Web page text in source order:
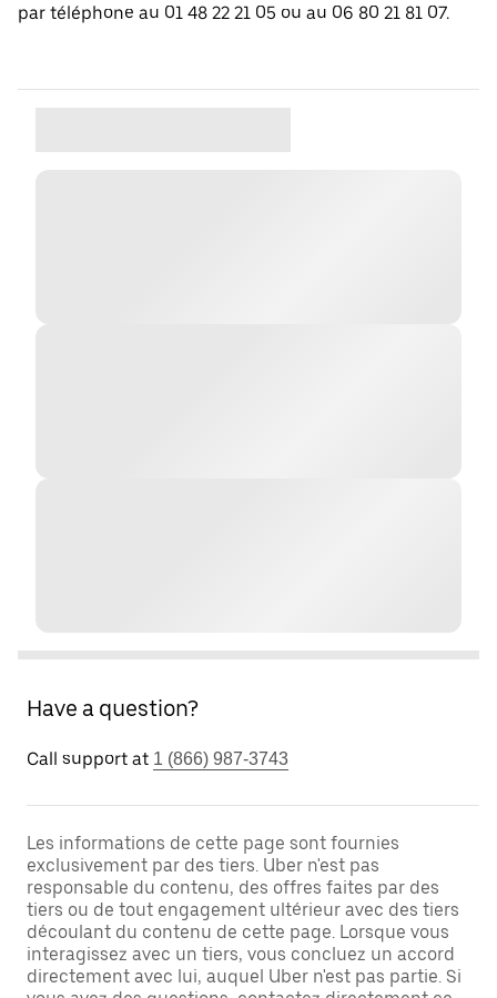
par téléphone au 01 48 22 21 05 ou au 06 80 21 81 07.
Have a question?
Call support at 1 (866) 987-3743
Les informations de cette page sont fournies
exclusivement par des tiers. Uber n'est pas
responsable du contenu, des offres faites par des
tiers ou de tout engagement ultérieur avec des tiers
découlant du contenu de cette page. Lorsque vous
interagissez avec un tiers, vous concluez un accord
directement avec lui, auquel Uber n'est pas partie. Si